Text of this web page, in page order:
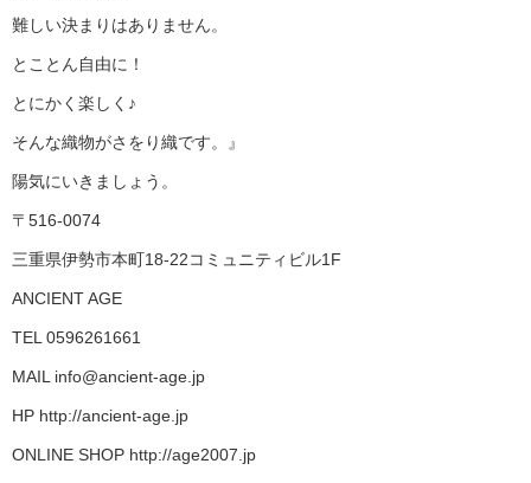
難しい決まりはありません。
とことん自由に！
とにかく楽しく♪
そんな織物がさをり織です。』
陽気にいきましょう。
〒516-0074
三重県伊勢市本町18-22コミュニティビル1F
ANCIENT AGE
TEL 0596261661
MAIL info@ancient-age.jp
HP http://ancient-age.jp
ONLINE SHOP http://age2007.jp